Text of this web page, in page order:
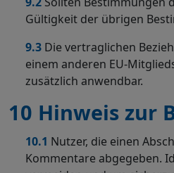
Gültigkeit der übrigen
9.3 Die vertraglichen
einem anderen EU-
zusätzlich anwendbar.
10 Hinweis zur
10.1 Nutzer, die einen
Kommentare abgegeben.